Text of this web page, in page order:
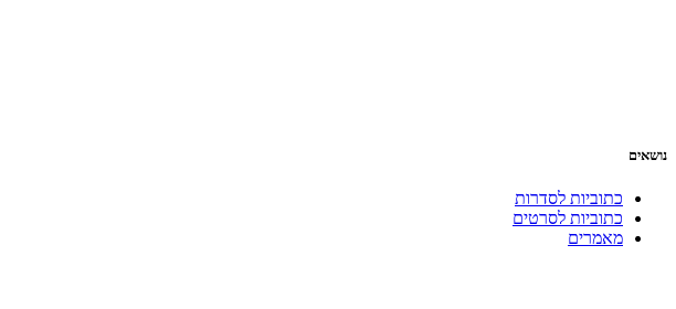
נושאים
כתוביות לסדרות
כתוביות לסרטים
מאמרים